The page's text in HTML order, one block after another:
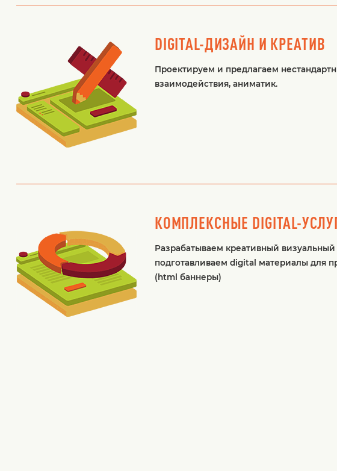
DIGITAL-ДИЗАЙН И КРЕАТИВ
Проектируем и предлагаем
взаимодействия, аниматик.
КОМПЛЕКСНЫЕ DIGITAL-
Разрабатываем креативный
подготавливаем digital материалы для
(html баннеры)